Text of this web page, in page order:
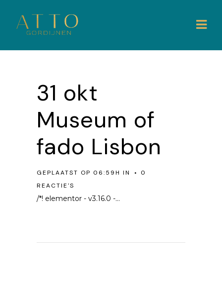
31 okt
Museum of
fado Lisbon
GEPLAATST OP 06:59H IN
0
REACTIE'S
/*! elementor - v3.16.0 -...